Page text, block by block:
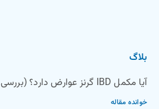
بلاگ
آیا مکمل IBD گرنز عوارض دارد؟ (بررسی هشدارهای مهم مصرف)
خوانده مقاله